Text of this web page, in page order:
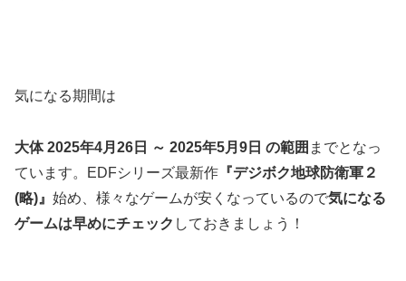
気になる期間は
大体 2025年4月26日 ～ 2025年5月9日 の範囲 までとなっ
ています。EDFシリーズ最新作 『デジボク地球防衛軍２
(略)』 始め、様々なゲームが安くなっているので気になる
ゲームは早めにチェック しておきましょう！